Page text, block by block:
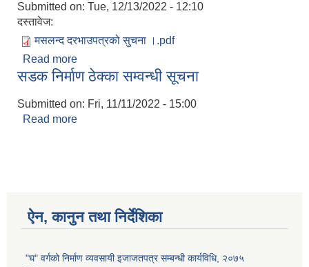
Submitted on: Tue, 12/13/2022 - 12:10
दस्तावेज:
मसलन्द दरभाउपत्रको सुचना ।.pdf
Read more
सडक निर्माण ठेक्का सम्वन्धी सूचना
Submitted on: Fri, 11/11/2022 - 15:00
Read more
ऐन, कानुन तथा निर्देशिका
"घ" वर्गको निर्माण व्यवसायी इजाजतपत्र सम्बन्धी कार्यविधि, २०७५